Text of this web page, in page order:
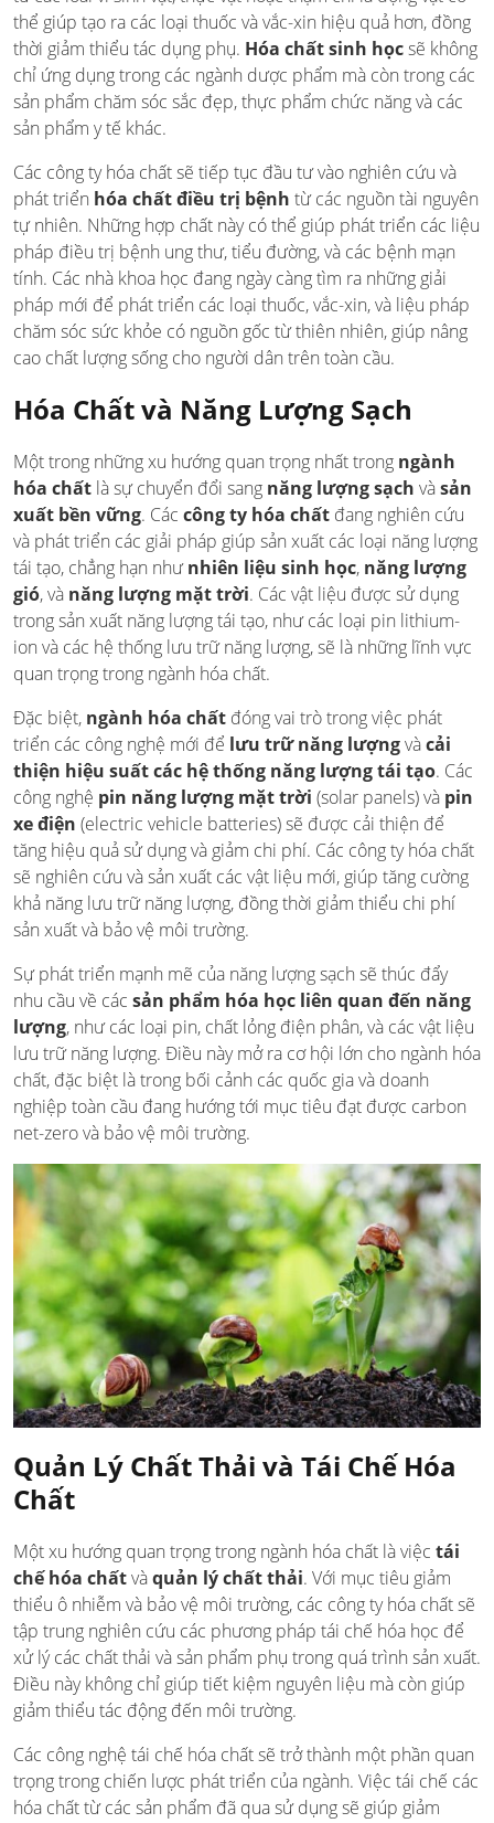
thể giúp tạo ra các loại thuốc và vắc-xin hiệu quả hơn, đồng
thời giảm thiểu tác dụng phụ. Hóa chất sinh họcsẽ không
chỉ ứng dụng trong các ngành dược phẩm mà còn trong các
sản phẩm chăm sóc sắc đẹp, thực phẩm chức năng và các
sản phẩm y tế khác.
Các công ty hóa chất sẽ tiếp tục đầu tư vào nghiên cứu và
phát triển hóa chất điều trị bệnh từ các nguồn tài nguyên
tự nhiên. Những hợp chất này có thể giúp phát triển các liệu
pháp điều trị bệnh ung thư, tiểu đường, và các bệnh mạn
tính. Các nhà khoa học đang ngày càng tìm ra những giải
pháp mới để phát triển các loại thuốc, vắc-xin, và liệu pháp
chăm sóc sức khỏe có nguồn gốc từ thiên nhiên, giúp nâng
cao chất lượng sống cho người dân trên toàn cầu.
Hóa Chất và Năng Lượng Sạch
Một trong những xu hướng quan trọng nhất trong ngành
hóa chất là sự chuyển đổi sang năng lượng sạch vàsản
xuất bền vững. Các công ty hóa chất đang nghiên cứu
và phát triển các giải pháp giúp sản xuất các loại năng lượng
tái tạo, chẳng hạn nhưnhiên liệu sinh học, năng lượng
gió, và năng lượng mặt trời. Các vật liệu được sử dụng
trong sản xuất năng lượng tái tạo, như các loại pin lithium-
ion và các hệ thống lưu trữ năng lượng, sẽ là những lĩnh vực
quan trọng trong ngành hóa chất.
Đặc biệt, ngành hóa chất đóng vai trò trong việc phát
triển các công nghệ mới để lưu trữ năng lượngvàcải
thiện hiệu suất các hệ thống năng lượng tái tạo. Các
công nghệ pin năng lượng mặt trời (solar panels) và pin
xe điện (electric vehicle batteries) sẽ được cải thiện để
tăng hiệu quả sử dụng và giảm chi phí. Các công ty hóa chất
sẽ nghiên cứu và sản xuất các vật liệu mới, giúp tăng cường
khả năng lưu trữ năng lượng, đồng thời giảm thiểu chi phí
sản xuất và bảo vệ môi trường.
Sự phát triển mạnh mẽ của năng lượng sạch sẽ thúc đẩy
nhu cầu về các sản phẩm hóa học liên quan đến năng
lượng, như các loại pin, chất lỏng điện phân, và các vật liệu
lưu trữ năng lượng. Điều này mở ra cơ hội lớn cho ngành hóa
chất, đặc biệt là trong bối cảnh các quốc gia và doanh
nghiệp toàn cầu đang hướng tới mục tiêu đạt được carbon
net-zero và bảo vệ môi trường.
Quản Lý Chất Thải và Tái Chế Hóa
Chất
Một xu hướng quan trọng trong ngành hóa chất là việc tái
chế hóa chấtvàquản lý chất thải. Với mục tiêu giảm
thiểu ô nhiễm và bảo vệ môi trường, các công ty hóa chất sẽ
tập trung nghiên cứu các phương pháp tái chế hóa học để
xử lý các chất thải và sản phẩm phụ trong quá trình sản xuất.
Điều này không chỉ giúp tiết kiệm nguyên liệu mà còn giúp
giảm thiểu tác động đến môi trường.
Các công nghệ tái chế hóa chất sẽ trở thành một phần quan
trọng trong chiến lược phát triển của ngành. Việc tái chế các
hóa chất từ các sản phẩm đã qua sử dụng sẽ giúp giảm